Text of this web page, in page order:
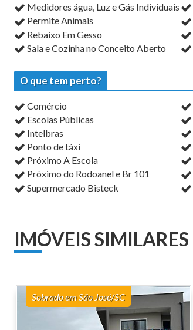
Medidores água, Luz e Gás Individuais
Permite Animais
Rebaixo Em Gesso
Sala e Cozinha no Conceito Aberto
O que tem perto?
Comércio
Escolas Públicas
Intelbras
Ponto de táxi
Próximo A Escola
Próximo do Rodoanel e Br 101
Supermercado Bisteck
IMÓVEIS SIMILARES
Sobrado em São José/SC